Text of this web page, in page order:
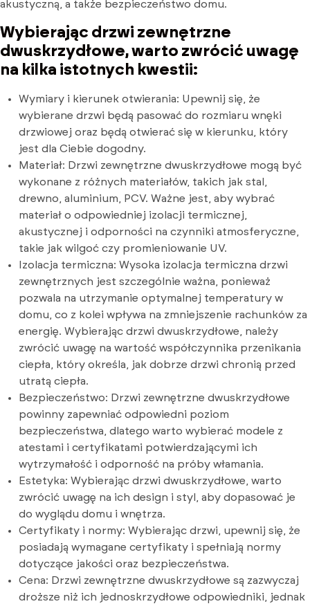
akustyczną, a także bezpieczeństwo domu.
Wybierając drzwi zewnętrzne
dwuskrzydłowe, warto zwrócić uwagę
na kilka istotnych kwestii:
Wymiary i kierunek otwierania: Upewnij się, że
wybierane drzwi będą pasować do rozmiaru wnęki
drzwiowej oraz będą otwierać się w kierunku, który
jest dla Ciebie dogodny.
Materiał: Drzwi zewnętrzne dwuskrzydłowe mogą być
wykonane z różnych materiałów, takich jak stal,
drewno, aluminium, PCV. Ważne jest, aby wybrać
materiał o odpowiedniej izolacji termicznej,
akustycznej i odporności na czynniki atmosferyczne,
takie jak wilgoć czy promieniowanie UV.
Izolacja termiczna: Wysoka izolacja termiczna drzwi
zewnętrznych jest szczególnie ważna, ponieważ
pozwala na utrzymanie optymalnej temperatury w
domu, co z kolei wpływa na zmniejszenie rachunków za
energię. Wybierając drzwi dwuskrzydłowe, należy
zwrócić uwagę na wartość współczynnika przenikania
ciepła, który określa, jak dobrze drzwi chronią przed
utratą ciepła.
Bezpieczeństwo: Drzwi zewnętrzne dwuskrzydłowe
powinny zapewniać odpowiedni poziom
bezpieczeństwa, dlatego warto wybierać modele z
atestami i certyfikatami potwierdzającymi ich
wytrzymałość i odporność na próby włamania.
Estetyka: Wybierając drzwi dwuskrzydłowe, warto
zwrócić uwagę na ich design i styl, aby dopasować je
do wyglądu domu i wnętrza.
Certyfikaty i normy: Wybierając drzwi, upewnij się, że
posiadają wymagane certyfikaty i spełniają normy
dotyczące jakości oraz bezpieczeństwa.
Cena: Drzwi zewnętrzne dwuskrzydłowe są zazwyczaj
droższe niż ich jednoskrzydłowe odpowiedniki, jednak